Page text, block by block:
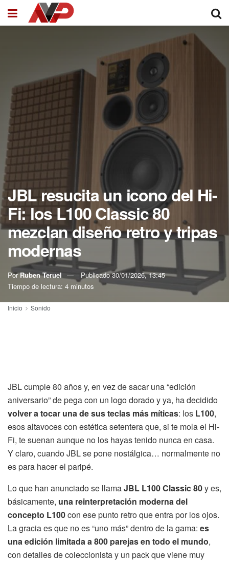
JBL resucita un icono del Hi-
Fi: los L100 Classic 80
mezclan diseño retro y tripas
modernas
Por Ruben Teruel Publicado30/01/2026, 13:45
Tiempo de lectura: 4 minutos
Inicio Sonido
JBL cumple 80 años y, en vez de sacar una “edición
aniversario” de pega con un logo dorado y ya, ha decidido
volver a tocar una de sus teclas más míticas: los L100,
esos altavoces con estética setentera que, si te mola el Hi-
Fi, te suenan aunque no los hayas tenido nunca en casa.
Y claro, cuando JBL se pone nostálgica… normalmente no
es para hacer el paripé.
Lo que han anunciado se llamaJBL L100 Classic 80y es,
básicamente, una reinterpretación moderna del
concepto L100con ese punto retro que entra por los ojos.
La gracia es que no es “uno más” dentro de la gama: es
una edición limitada a 800 parejas en todo el mundo,
con detalles de coleccionista y un pack que viene muy